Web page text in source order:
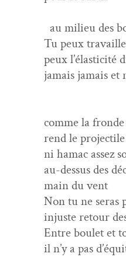
au milieu des
Tu peux
peux l’élasticité
jamais jamais et
comme la
rend le pro­jec­tile
ni hamac assez
au-dessus des
main du vent
Non tu ne seras
injuste retour
Entre boulet et
il n’y a pas